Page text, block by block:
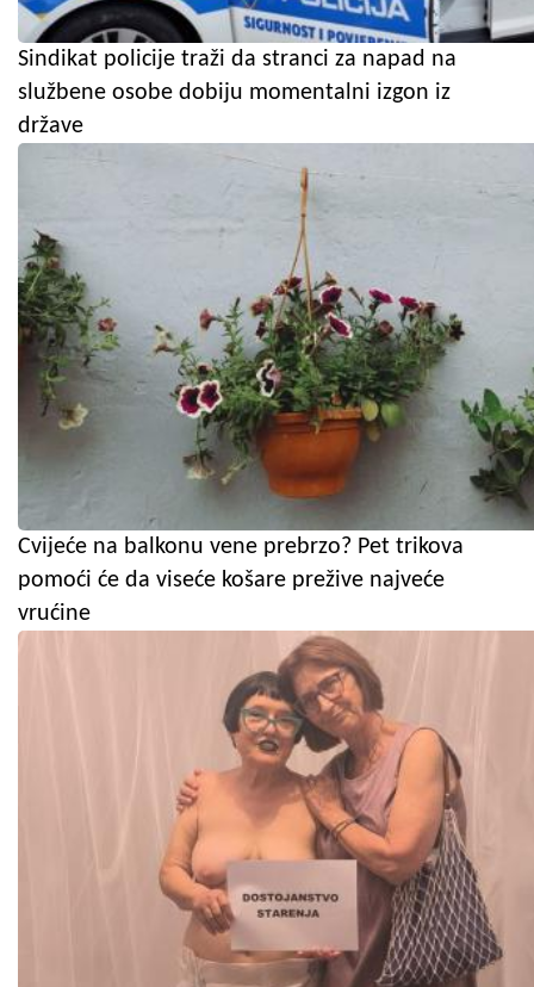
Sindikat policije traži da stranci za napad na
službene osobe dobiju momentalni izgon iz
države
Cvijeće na balkonu vene prebrzo? Pet trikova
pomoći će da viseće košare prežive najveće
vrućine